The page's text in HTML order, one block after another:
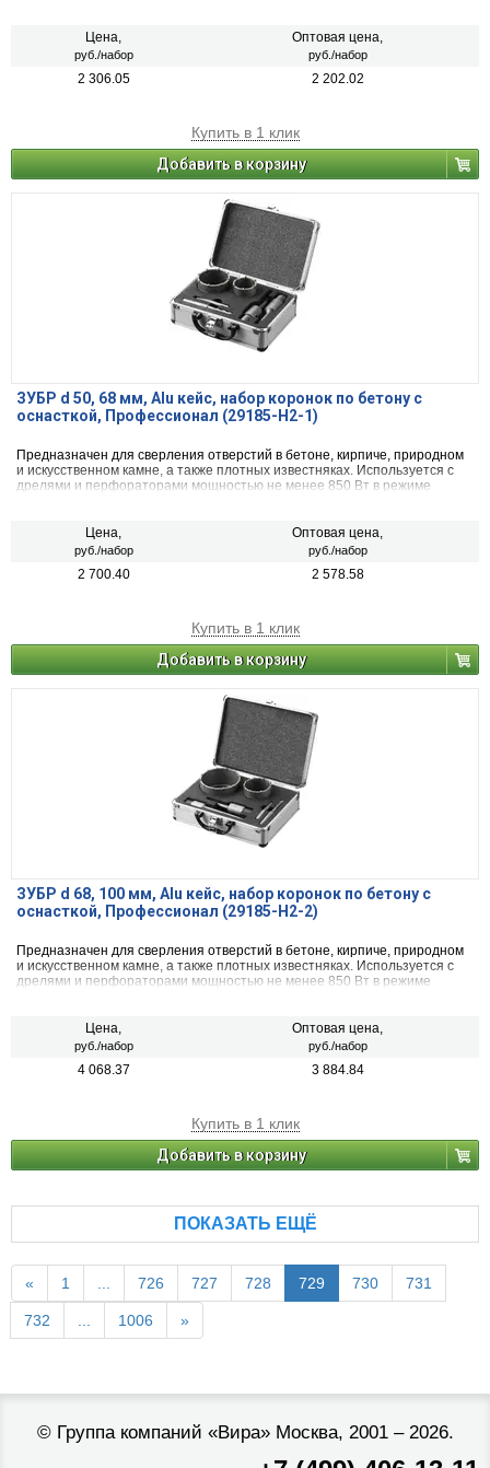
Цена,
руб./набор
Оптовая цена,
руб./набор
2 306.05 2 202.02
Купить в 1 клик
Добавить в корзину
ЗУБР d 50, 68 мм, Alu кейс, набор коронок по бетону с
оснасткой, Профессионал (29185-H2-1)
Предназначен для сверления отверстий в бетоне, кирпиче, природном
и искусственном камне, а также плотных известняках. Используется с
дрелями и перфораторами мощностью не менее 850 Вт в режиме
Цена,
руб./набор
Оптовая цена,
руб./набор
2 700.40 2 578.58
Купить в 1 клик
Добавить в корзину
ЗУБР d 68, 100 мм, Alu кейс, набор коронок по бетону с
оснасткой, Профессионал (29185-H2-2)
Предназначен для сверления отверстий в бетоне, кирпиче, природном
и искусственном камне, а также плотных известняках. Используется с
дрелями и перфораторами мощностью не менее 850 Вт в режиме
Цена,
руб./набор
Оптовая цена,
руб./набор
4 068.37 3 884.84
Купить в 1 клик
Добавить в корзину
ПОКАЗАТЬ ЕЩЁ
« 1 ... 726 727 728 729 730 731
732 ... 1006 »
© Группа компаний «Вира»Москва, 2001 – 2026.